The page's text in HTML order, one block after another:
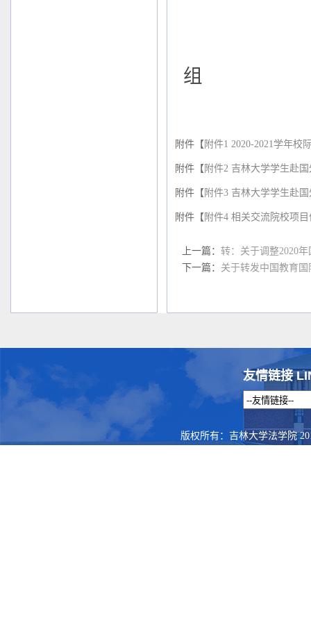
组
附件【 附件1 2020-2021学年校
附件【 附件2 吉林大学学生赴
附件【 附件3 吉林大学学生赴
附件【 附件4 相关交流院校项
上一篇： 转：关于调整2020
下一篇： 关于转发中国教育
友情链接
版权所有：吉林大学法学院